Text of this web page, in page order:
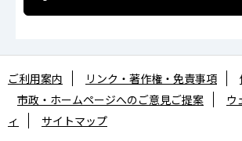
ご利用案内 リンク・著作権・免責事項
市政・ホームページへのご意見ご提案
ウ
ィ
サイトマップ